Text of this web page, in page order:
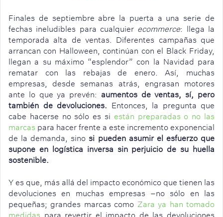
Finales de septiembre abre la puerta a una serie de
fechas ineludibles para cualquier ecommerce: llega la
temporada alta de ventas. Diferentes campañas que
arrancan con Halloween, continúan con el Black Friday,
llegan a su máximo “esplendor” con la Navidad para
rematar con las rebajas de enero. Así, muchas
empresas, desde semanas atrás, engrasan motores
ante lo que ya prevén: aumentos de ventas, sí, pero
también de devoluciones. Entonces, la pregunta que
cabe hacerse no sólo es si están preparadas o no las
marcas para hacer frente a este incremento exponencial
de la demanda, sino si pueden asumir el esfuerzo que
supone en logística inversa sin perjuicio de su huella
sostenible.
Y es que, más allá del impacto económico que tienen las
devoluciones en muchas empresas –no sólo en las
pequeñas; grandes marcas como Zara ya han tomado
medidas para revertir el impacto de las devoluciones